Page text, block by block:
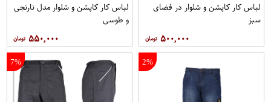
لباس کار کاپشن و شلوار در فضای
سبز
۵۰۰,۰۰۰
لباس کار کاپشن و شلوار مدل نارنجی
و طوسی
۵۵۰,۰۰۰
2%
7%